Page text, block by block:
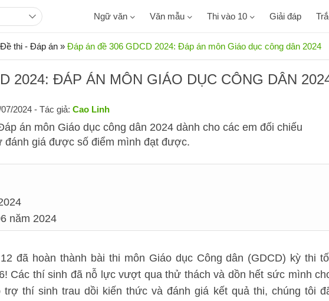
Ngữ văn Văn mẫu Thi vào 10 Giải đáp
Đề thi - Đáp án » Đáp án đề 306 GDCD 2024: Đáp án môn Giáo dục công dân 2024
2024: ĐÁP ÁN MÔN GIÁO DỤC CÔNG DÂN
2024 - Tác giả: Cao Linh
án môn Giáo dục công dân 2024 dành cho các em đối chiếu
đánh giá được số điểm mình đạt được.
năm 2024
đã hoàn thành bài thi môn Giáo dục Công dân (GDCD) kỳ thi
Các thí sinh đã nỗ lực vượt qua thử thách và dồn hết sức mình
thí sinh trau dồi kiến thức và đánh giá kết quả thi, chúng tôi